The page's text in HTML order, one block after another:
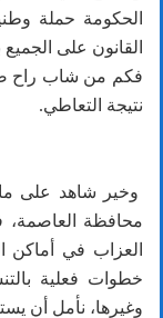
الحكومة حملة
القانون على
فكم من شاب راح
نتيجة التعاطي.
وخير شاهد على ما
محافظة
العزاب في أماكن
خطوات فعلية
وغيرها، نأمل أن